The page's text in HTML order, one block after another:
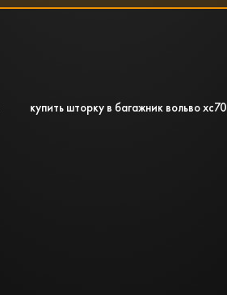
купить шторку в багажник вольво хс70